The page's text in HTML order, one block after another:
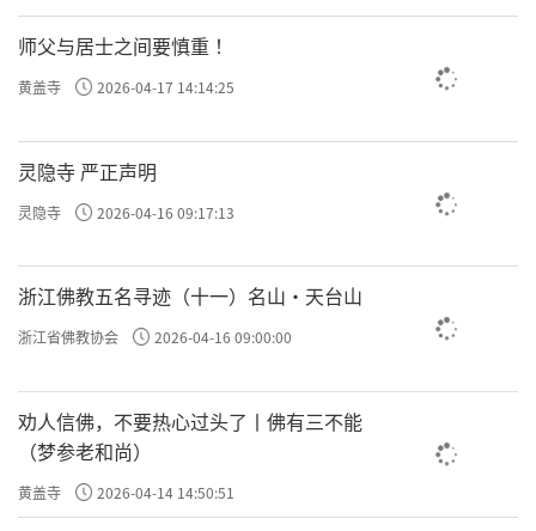
师父与居士之间要慎重 ！
黄盖寺 2026-04-17 14:14:25
灵隐寺 严正声明
灵隐寺 2026-04-16 09:17:13
浙江佛教五名寻迹（十一）名山·天台山
浙江省佛教协会 2026-04-16 09:00:00
劝人信佛，不要热心过头了丨佛有三不能
（梦参老和尚）
黄盖寺 2026-04-14 14:50:51